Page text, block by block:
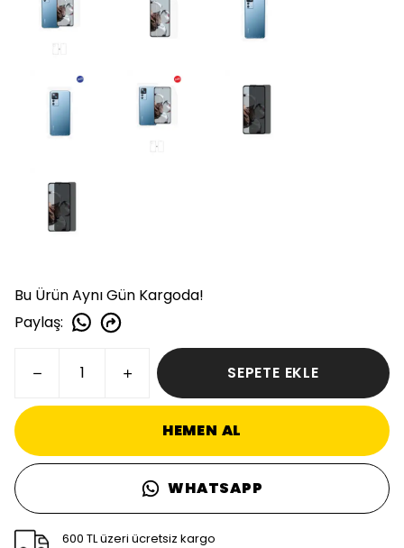
Bu Ürün Aynı Gün Kargoda!
Paylaş:
SEPETE EKLE
HEMEN AL
WHATSAPP
600 TL üzeri ücretsiz kargo